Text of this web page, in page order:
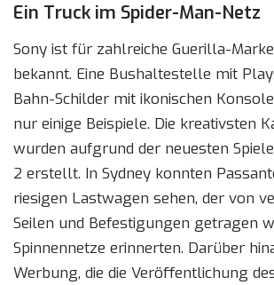
Ein Truck im Spider-Man-Netz
Sony ist für zahlreiche Guerilla-
bekannt. Eine Bushaltestelle mit
Bahn-Schilder mit ikonischen
nur einige Beispiele. Die kreativsten
wurden aufgrund der neuesten
2 erstellt. In Sydney konnten
riesigen Lastwagen sehen, der von
Seilen und Befestigungen getragen
Spinnennetze erinnerten. Darüber
Werbung, die die Veröffentlichung